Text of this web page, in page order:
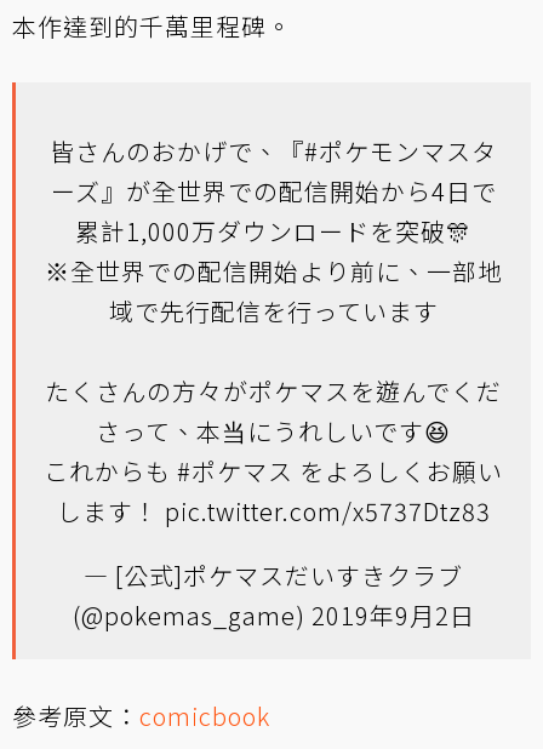
本作達到的千萬里程碑。
皆さんのおかげで、『#ポケモンマスタ
ーズ 』が全世界での配信開始から4日で
累計1,000万ダウンロードを突破🎊
※全世界での配信開始より前に、一部地
域で先行配信を行っています
たくさんの方々がポケマスを遊んでくだ
さって、本当にうれしいです😆
これからも #ポケマス をよろしくお願い
します！ pic.twitter.com/x5737Dtz83
— [公式]ポケマスだいすきクラブ
(@pokemas_game) 2019年9月2日
參考原文： comicbook